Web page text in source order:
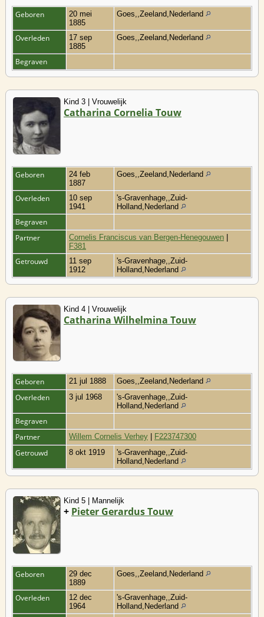
Geboren
20 mei
1885
Goes,,Zeeland,Nederland
Overleden
17 sep
1885
Goes,,Zeeland,Nederland
Begraven
Kind 3 | Vrouwelijk
Catharina Cornelia Touw
Geboren
24 feb
1887
Goes,,Zeeland,Nederland
Overleden
10 sep
1941
's-Gravenhage,,Zuid-
Holland,Nederland
Begraven
Partner
Cornelis Franciscus van Bergen-Henegouwen
F381
Getrouwd
11 sep
1912
's-Gravenhage,,Zuid-
Holland,Nederland
Kind 4 | Vrouwelijk
Catharina Wilhelmina Touw
Geboren 21 jul 1888 Goes,,Zeeland,Nederland
Overleden 3 jul 1968
's-Gravenhage,,Zuid-
Holland,Nederland
Begraven
Partner
Willem Cornelis Verhey F223747300
Getrouwd 8 okt 1919
's-Gravenhage,,Zuid-
Holland,Nederland
Kind 5 | Mannelijk
+ Pieter Gerardus Touw
Geboren
29 dec
1889
Goes,,Zeeland,Nederland
Overleden
12 dec
1964
's-Gravenhage,,Zuid-
Holland,Nederland